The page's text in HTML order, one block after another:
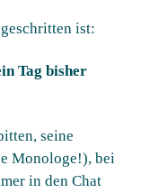
ist:
Tag bisher
seine
Monologe!), bei
in den Chat